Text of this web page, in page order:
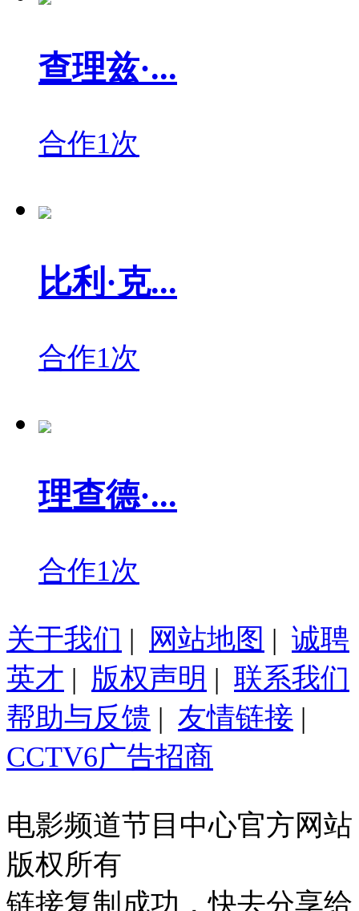
查理兹·...
合作1次
比利·克...
合作1次
理查德·...
合作1次
关于我们 | 网站地图 | 诚聘
英才 | 版权声明 | 联系我们
帮助与反馈 | 友情链接 |
CCTV6广告招商
电影频道节目中心官方网站
版权所有
链接复制成功，快去分享给